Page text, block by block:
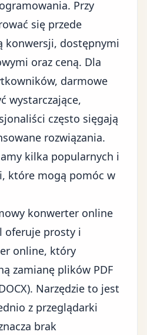
Przy
się przede
konwersji, dostępnymi
oraz ceną. Dla
darmowe
wystarczające,
często sięgają
rozwiązania.
kilka popularnych i
które mogą pomóc w
konwerter online
oferuje prosty i
online, który
zamianę plików PDF
Narzędzie to jest
z przeglądarki
brak